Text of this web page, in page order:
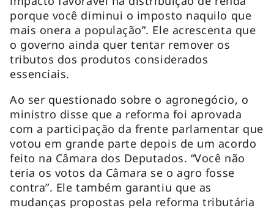
porque você diminui o imposto naquilo que
mais onera a população”. Ele acrescenta que
o governo ainda quer tentar remover os
tributos dos produtos considerados
essenciais.
Ao ser questionado sobre o agronegócio, o
ministro disse que a reforma foi aprovada
com a participação da frente parlamentar que
votou em grande parte depois de um acordo
feito na Câmara dos Deputados. “Você não
teria os votos da Câmara se o agro fosse
contra”. Ele também garantiu que as
mudanças propostas pela reforma tributária